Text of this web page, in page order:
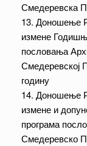
Смедеревска
13. Доношење
измене
пословања
Смедеревској
годину
14. Доношење
измене и
програма
Смедеревско